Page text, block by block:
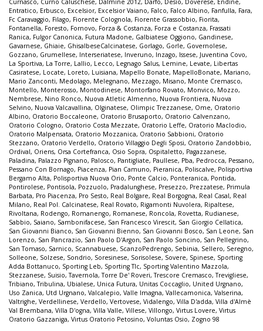
Entratico, Erbusco, Excelsior, Excelsior Vaiano, Falco, Falco Albino, Fanfulla, Fara,
Fc Caravaggio, Filago, Fiorente Colognola, Fiorente Grassobbio, Fiorita,
Fontanella, Foresto, Fornovo, Forza & Costanza, Forza e Costanza, Frassati
Ranica, Fulgor Canonica, Futura Madone, Galbiatese Oggiono, Gandinese,
Gavarnese, Ghiaie, GhisalbeseCalcinatese, Gorlago, Gorle, Governolese,
Gozzano, Grumellese, Interseriatese, Inveruno, Inzago, Issese, Juventina Covo,
La Sportiva, La Torre, Lallio, Lecco, Legnago Salus, Lemine, Levate, Libertas
Casiratese, Locate, Loreto, Luisiana, Mapello Bonate, MapelloBonate, Mariano,
Mario Zanconti, Medolago, Melegnano, Mezzago, Misano, Monte Cremasco,
Montello, Monterosso, Montodinese, Montorfano Rovato, Monvico, Mozzo,
Nembrese, Nino Ronco, Nuova Atletic Almenno, Nuova Frontiera, Nuova
Selvino, Nuova Valcavallina, Olginatese, Olimpic Trezzanese, Ome, Oratorio
Albino, Oratorio Boccaleone, Oratorio Brusaporto, Oratorio Calvenzano,
Oratorio Cologno, Oratorio Costa Mezzate, Oratorio Leffe, Oratorio Maclodio,
Oratorio Malpensata, Oratorio Mozzanica, Oratorio Sabbioni, Oratorio
Stezzano, Oratorio Verdello, Oratorio Villaggio Degli Sposi, Oratorio Zandobbio,
Ordival, Oriens, Orsa Cortefranca, Osio Sopra, Ospitaletto, Pagazzanese,
Paladina, Palazzo Pignano, Palosco, Pantigliate, Paullese, Pba, Pedrocca, Pessano,
Pessano Con Bornago, Piacenza, Pian Camuno, Pieranica, Poliscalve, Polisportiva
Bergamo Alta, Polisportiva Nuova Orio, Ponte Calcio, Ponteranica, Pontida,
Pontirolese, Pontisola, Pozzuolo, Pradalunghese, Presezzo, Prezzatese, Primula
Barbata, Pro Piacenza, Pro Sesto, Real Bolgare, Real Borgogna, Real Casal, Real
Milano, Real Pol. Calcinatese, Real Rovato, Rigamonti Nuvolera, Ripaltese,
Rivoltana, Rodengo, Romanengo, Romanese, Roncola, Rovetta, Rudianese,
Sabbio, Saiano, Sambonifacese, San Francesco Virescit, San Giorgio Cellatica,
San Giovanni Bianco, San Giovanni Bienno, San Giovanni Bosco, San Leone, San
Lorenzo, San Pancrazio, San Paolo D'Argon, San Paolo Soncino, San Pellegrino,
San Tomaso, Sarnico, Scannabuese, ScanzoPedrengo, Sebinia, Sellero, Seregno,
Solleone, Solzese, Sondrio, Soresinese, Sorisolese, Sovere, Spinese, Sporting
Adda Bottanuco, Sporting Leb, Sporting Tlc, Sporting Valentino Mazzola,
Stezzanese, Suisio,Tavernola,Torre De' Roveri,Trescore Cremasco,Trevigliese,
Tribiano,Tribulina, Ubialese, Unica Futura, Unitas Coccaglio, United Urgnano,
Uso Zanica, Utd Urgnano, Valcalepio, Valle Imagna, Vallecamonica, Valserina,
Valtrighe, Verdellinese, Verdello, Vertovese, Vidalengo, Villa D'adda, Villa d'Almè
Val Brembana, Villa D'ogna, Villa Valle, Villese, Villongo, Virtus Lovere, Virtus
Oratorio Gazzaniga, Virtus Oratorio Petosino, Voluntas Osio, Zogno 98